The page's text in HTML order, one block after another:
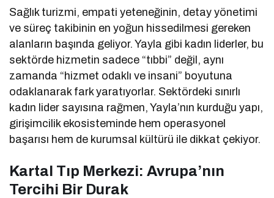
Sağlık turizmi, empati yeteneğinin, detay yönetimi
ve süreç takibinin en yoğun hissedilmesi gereken
alanların başında geliyor. Yayla gibi kadın liderler, bu
sektörde hizmetin sadece “tıbbi” değil, aynı
zamanda “hizmet odaklı ve insani” boyutuna
odaklanarak fark yaratıyorlar. Sektördeki sınırlı
kadın lider sayısına rağmen, Yayla’nın kurduğu yapı,
girişimcilik ekosisteminde hem operasyonel
başarısı hem de kurumsal kültürü ile dikkat çekiyor.
Kartal Tıp Merkezi: Avrupa’nın
Tercihi Bir Durak